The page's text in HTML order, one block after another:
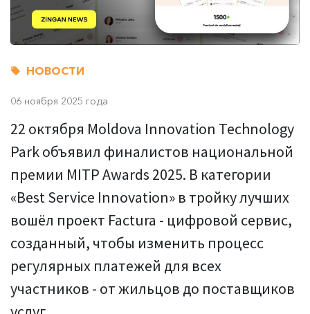
НОВОСТИ
06 ноября 2025 года
22 октября Moldova Innovation Technology
Park объявил финалистов национальной
премии MITP Awards 2025. В категории
«Best Service Innovation» в тройку лучших
вошёл проект Factura - цифровой сервис,
созданный, чтобы изменить процесс
регулярных платежей для всех
участников - от жильцов до поставщиков